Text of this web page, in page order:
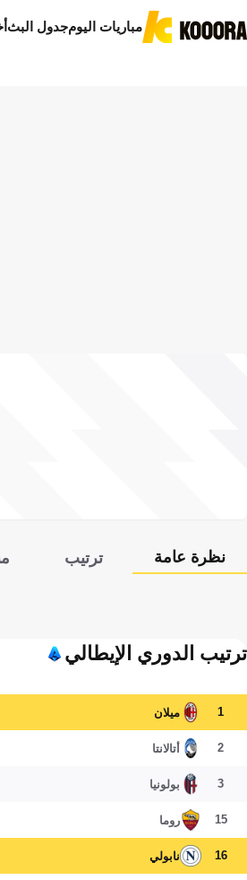
مباريات اليومجدول البث
نظرة عامة ترتيب
ترتيب الدوري الإيطالي
1 ميلان
2 أتالانتا
3 بولونيا
15 روما
16 نابولي